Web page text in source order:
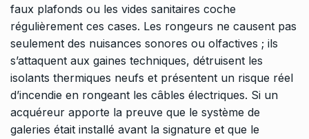
faux plafonds ou les vides sanitaires coche
régulièrement ces cases. Les rongeurs ne causent pas
seulement des nuisances sonores ou olfactives ; ils
s’attaquent aux gaines techniques, détruisent les
isolants thermiques neufs et présentent un risque réel
d’incendie en rongeant les câbles électriques. Si un
acquéreur apporte la preuve que le système de
galeries était installé avant la signature et que le